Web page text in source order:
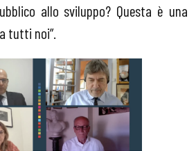
allo sviluppo? Questa è una
tutti noi”.